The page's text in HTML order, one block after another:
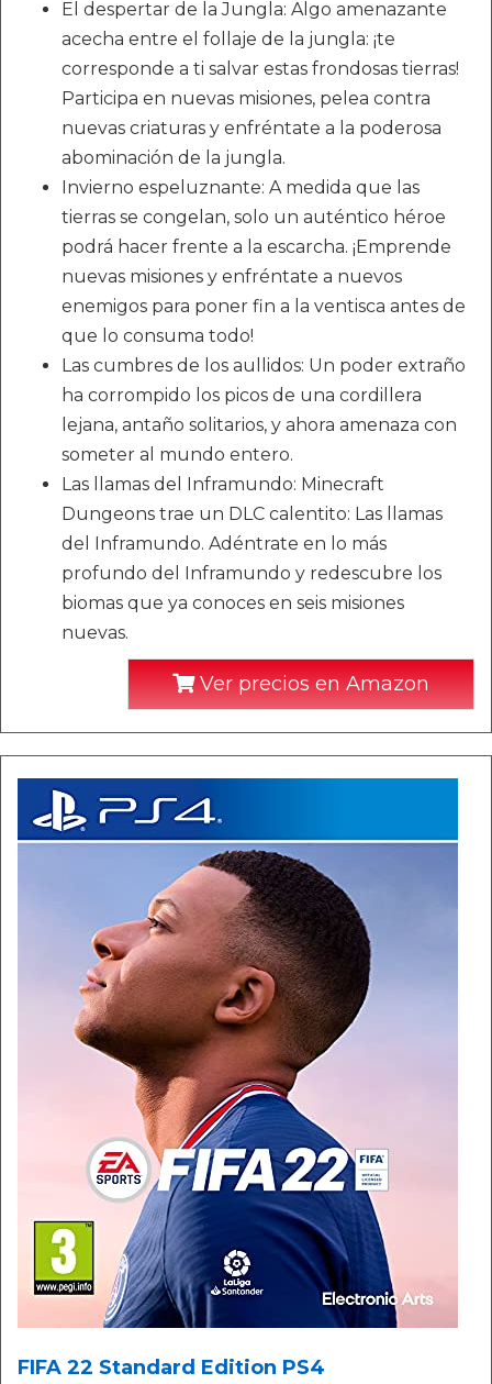
El despertar de la Jungla: Algo amenazante
acecha entre el follaje de la jungla: ¡te
corresponde a ti salvar estas frondosas tierras!
Participa en nuevas misiones, pelea contra
nuevas criaturas y enfréntate a la poderosa
abominación de la jungla.
Invierno espeluznante: A medida que las
tierras se congelan, solo un auténtico héroe
podrá hacer frente a la escarcha. ¡Emprende
nuevas misiones y enfréntate a nuevos
enemigos para poner fin a la ventisca antes de
que lo consuma todo!
Las cumbres de los aullidos: Un poder extraño
ha corrompido los picos de una cordillera
lejana, antaño solitarios, y ahora amenaza con
someter al mundo entero.
Las llamas del Inframundo: Minecraft
Dungeons trae un DLC calentito: Las llamas
del Inframundo. Adéntrate en lo más
profundo del Inframundo y redescubre los
biomas que ya conoces en seis misiones
nuevas.
Ver precios en Amazon
FIFA 22 Standard Edition PS4